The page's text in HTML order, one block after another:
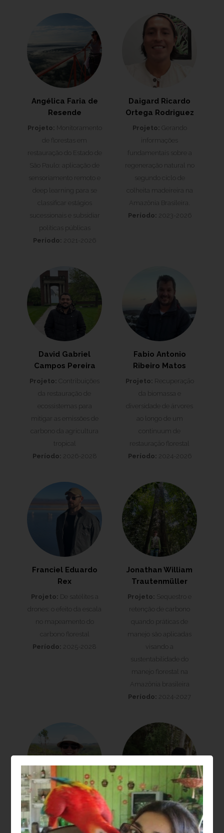
Angélica Faria de
Resende
Projeto: Monitoramento
de florestas em
restauração do Estado de
São Paulo: aplicação de
sensoriamento remoto e
deep learning para se
classificar estágios
sucessionais e subsidiar
políticas públicas
Período: 2021-2026
Daigard Ricardo
Ortega Rodriguez
Projeto: Gerando
informações
fundamentais sobre a
regeneração natural no
segundo ciclo de
colheita madeireira na
Amazônia Brasileira.
Período: 2023-2026
David Gabriel
Campos Pereira
Projeto: Contribuições
da restauração de
ecossistemas para
mitigar as emissões de
carbono da agricultura
tropical
Período: 2026-2028
Fabio Antonio
Ribeiro Matos
Projeto: Recuperaçāo
da biomassa e
diversidade de árvores
ao longo de um
continuum de
restauraçāo florestal
Período: 2024-2026
Franciel Eduardo
Rex
Projeto: De satélites a
drones: o efeito da escala
no mapeamento do
carbono florestal
Período: 2025-2028
Jonathan William
Trautenmüller
Projeto: Sequestro e
retenção de carbono
quando práticas de
manejo são aplicadas
visando a
sustentabilidade do
manejo florestal na
Amazônia brasileira
Período: 2024-2027
Laura Barbosa
Vedovato
Moisés Silveira
Lobão